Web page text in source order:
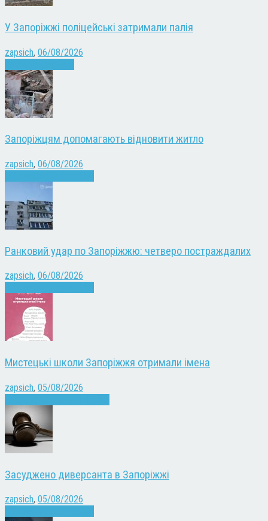
У Запоріжжі поліцейські затримали палія
zapsich, 06/08/2026
Запоріжцям допомагають відновити житло
zapsich, 06/08/2026
Ранковий удар по Запоріжжю: четверо постраждалих
zapsich, 06/08/2026
Мистецькі школи Запоріжжя отримали імена
zapsich, 05/08/2026
Засуджено диверсанта в Запоріжжі
zapsich, 05/08/2026